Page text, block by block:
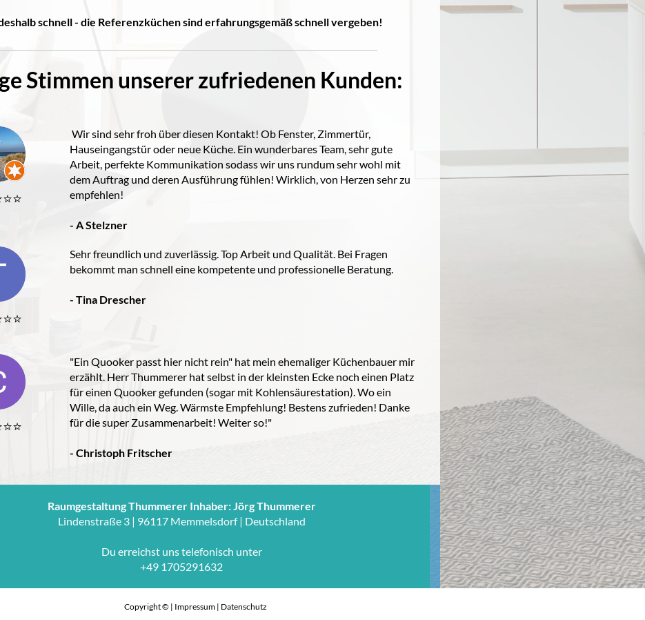
schnell - die Referenzküchen sind erfahrungsgemäß schnell vergeben!
Stimmen unserer zufriedenen Kunden:
Wir sind sehr froh über diesen Kontakt! Ob Fenster, Zimmertür,
Hauseingangstür oder neue Küche. Ein wunderbares Team, sehr gute
Arbeit, perfekte Kommunikation sodass wir uns rundum sehr wohl mit
dem Auftrag und deren Ausführung fühlen! Wirklich, von Herzen sehr zu
empfehlen!
- A Stelzner
Sehr freundlich und zuverlässig. Top Arbeit und Qualität. Bei Fragen
bekommt man schnell eine kompetente und professionelle Beratung.
- Tina Drescher
"Ein Quooker passt hier nicht rein" hat mein ehemaliger Küchenbauer mir
erzählt. Herr Thummerer hat selbst in der kleinsten Ecke noch einen Platz
für einen Quooker gefunden (sogar mit Kohlensäurestation). Wo ein
Wille, da auch ein Weg. Wärmste Empfehlung! Bestens zufrieden! Danke
für die super Zusammenarbeit! Weiter so!"
- Christoph Fritscher
Raumgestaltung Thummerer Inhaber: Jörg Thummerer
Lindenstraße 3 | 96117 Memmelsdorf | Deutschland
Du erreichst uns telefonisch unter
+49 1705291632
Copyright © | Impressum| Datenschutz